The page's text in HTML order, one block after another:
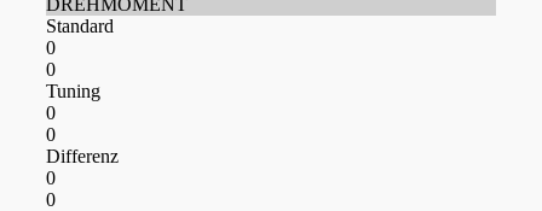
Standard
0
0
Tuning
0
0
Differenz
0
0